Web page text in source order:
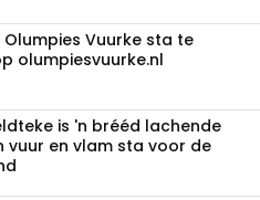
Vuurke sta te
olumpiesvuurke.nl
is 'n brééd lachende
vuur en vlam sta voor de